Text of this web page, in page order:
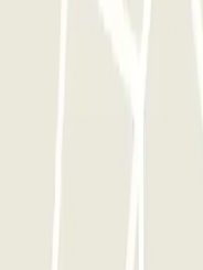
de courtoisie si vous
indiquée sur votre
avant ce créneau,
tout temps
arriviez avant ou partiez
Le montant
par le parking à ce
vous recevrez
Il n'y a pas de
entrer et sortir du